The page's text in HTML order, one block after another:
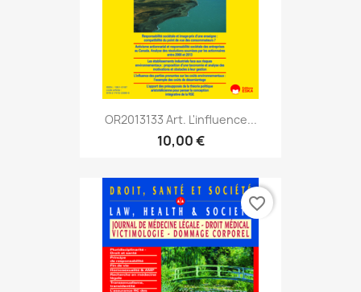
OR2013133 Art. L'influence...
10,00 €
favorite_border